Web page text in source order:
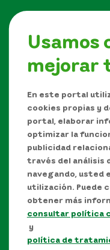
Usamos
mejorar
En este portal
cookies propias y
portal, elaborar
optimizar la
publicidad
través del análisis
navegando, usted
utilización. Puede
obtener más
consultar política
y
política de
Síguenos en
Manual de
uso sobre los